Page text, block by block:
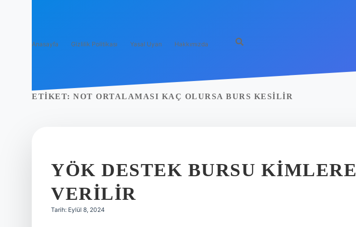
Anasayfa Gizlilik Politikası Yasal Uyarı Hakkımızda
ETIKET: NOT ORTALAMASI KAÇ OLURSA BURS KESILIR
YÖK DESTEK BURSU KIMLERE
VERILIR
Tarih: Eylül 8, 2024